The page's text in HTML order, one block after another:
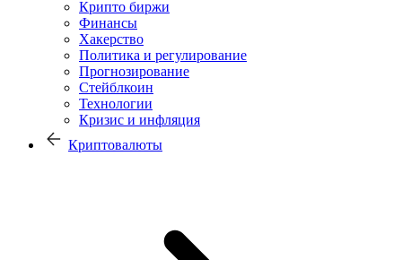
Крипто биржи
Финансы
Хакерство
Политика и регулирование
Прогнозирование
Стейблкоин
Технологии
Кризис и инфляция
Криптовалюты